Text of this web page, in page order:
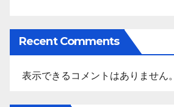
Recent Comments
表示できるコメントはありません。